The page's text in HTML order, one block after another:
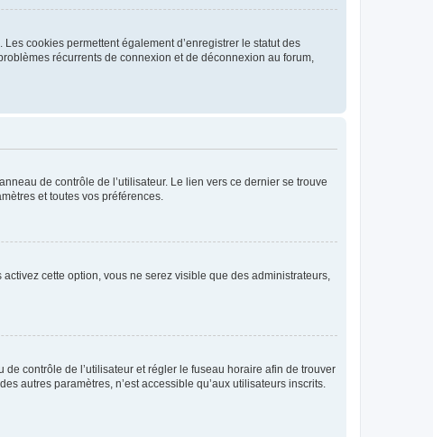
cookies permettent également d’enregistrer le statut des
récurrents de connexion et de déconnexion au forum,
de contrôle de l’utilisateur. Le lien vers ce dernier se trouve
et toutes vos préférences.
cette option, vous ne serez visible que des administrateurs,
contrôle de l’utilisateur et régler le fuseau horaire afin de trouver
autres paramètres, n’est accessible qu’aux utilisateurs inscrits.